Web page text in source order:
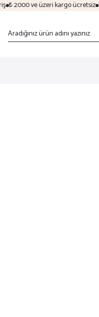
₺ 2000 ve üzeri kargo ücretsiz